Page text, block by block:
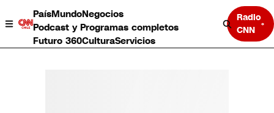
PaísMundoNegocios
Podcast y Programas completos
Futuro 360CulturaServicios
Radio
CNN